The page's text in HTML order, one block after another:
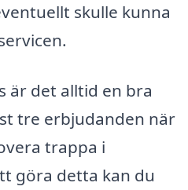
skulle kunna
är det alltid en bra
tre erbjudanden när
trappa i
göra detta kan du